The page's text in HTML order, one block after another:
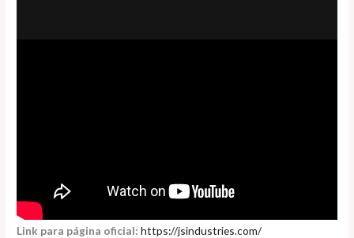
Link para página oficial: https://jsindustries.com/